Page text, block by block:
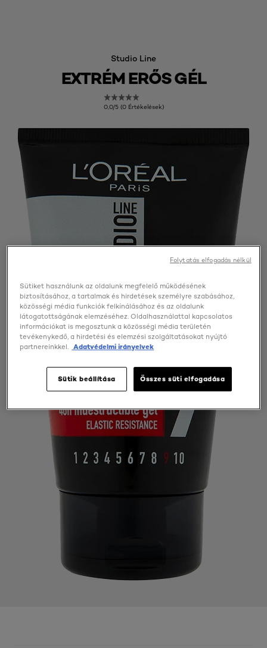
Studio Line
EXTRÉM ERŐS GÉL
0,0/5 (0 Értékelések)
Sütiket használunk az oldalunk megfelelő működésének
biztosításához, a tartalmak és hirdetések személyre szabásához,
közösségi média funkciók felkínálásához és az oldalunk
látogatottságának elemzéséhez. Oldalhasználattal kapcsolatos
információkat is megosztunk a közösségi média területén
tevékenykedő, a hirdetési és elemzési szolgáltatásokat nyújtó
partnereinkkel. Adatvédelmi irányelvek
Sütik beállítása Összes süti elfogadása
Folytatás elfogadás nélkül